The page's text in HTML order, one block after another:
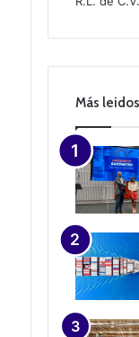
p
i
n
Más leidos